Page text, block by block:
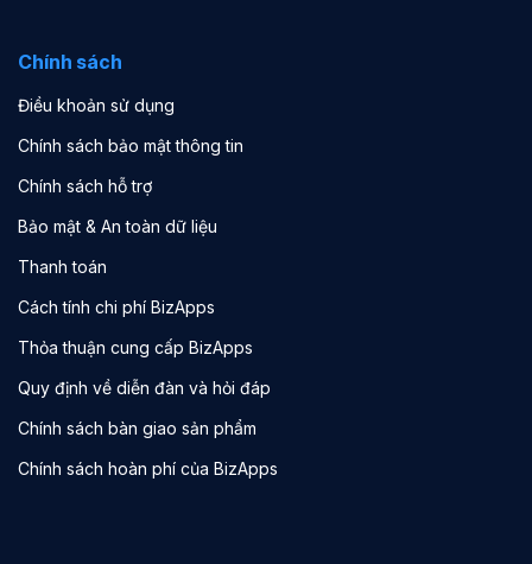
Chính sách
Điều khoản sử dụng
Chính sách bảo mật thông tin
Chính sách hỗ trợ
Bảo mật & An toàn dữ liệu
Thanh toán
Cách tính chi phí BizApps
Thỏa thuận cung cấp BizApps
Quy định về diễn đàn và hỏi đáp
Chính sách bàn giao sản phẩm
Chính sách hoàn phí của BizApps